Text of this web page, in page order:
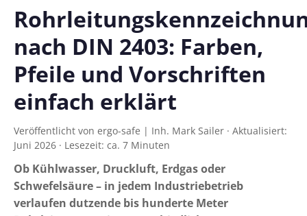
nach DIN 2403: Farben,
Pfeile und Vorschriften
einfach erklärt
Veröffentlicht von ergo-safe | Inh. Mark Sailer · Aktualisiert:
Juni 2026 · Lesezeit: ca. 7 Minuten
Ob Kühlwasser, Druckluft, Erdgas oder
Schwefelsäure – in jedem Industriebetrieb
verlaufen dutzende bis hunderte Meter